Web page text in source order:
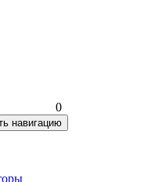
0
навигацию